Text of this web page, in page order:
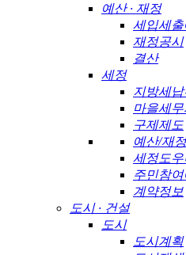
예산 · 재정
세입세
재정공시
결산
세정
지방세
마을세
구제제도
예산/재정
세정도우
주민참
계약정보
도시 · 건설
도시
도시계획